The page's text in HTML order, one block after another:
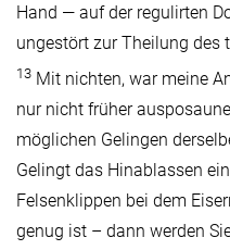
Hand — auf der regulirten
ungestört zur Theilung des
13 Mit nichten, war meine
nur nicht früher
möglichen Gelingen
Gelingt das Hinablassen
Felsenklippen bei dem
genug ist – dann werden